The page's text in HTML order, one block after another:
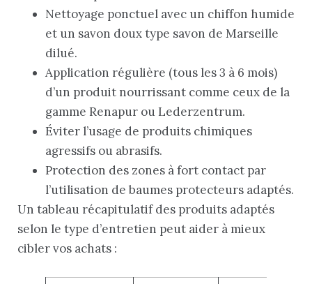
Nettoyage ponctuel avec un chiffon humide
et un savon doux type savon de Marseille
dilué.
Application régulière (tous les 3 à 6 mois)
d’un produit nourrissant comme ceux de la
gamme Renapur ou Lederzentrum.
Éviter l’usage de produits chimiques
agressifs ou abrasifs.
Protection des zones à fort contact par
l’utilisation de baumes protecteurs adaptés.
Un tableau récapitulatif des produits adaptés
selon le type d’entretien peut aider à mieux
cibler vos achats :